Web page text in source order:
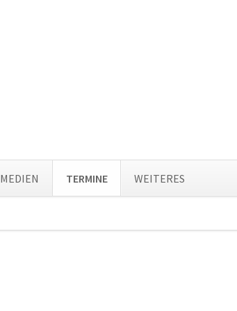
MEDIEN TERMINE WEITERES